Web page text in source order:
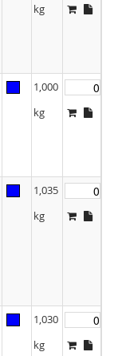
kg
1,000
kg
1,035
kg
1,030
kg